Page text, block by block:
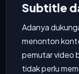
Subtitle
Adanya
menonton
pemutar video
tidak perlu